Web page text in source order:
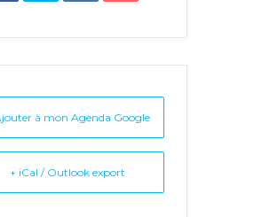
à mon Agenda Google
+ iCal / Outlook export